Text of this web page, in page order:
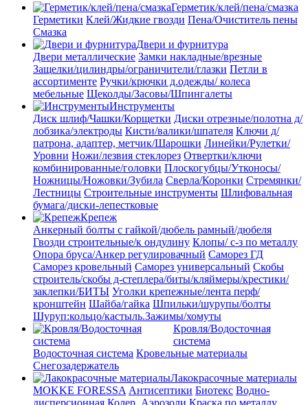
Герметик/клей/пена/смазка
Герметики Клей/Жидкие гвозди Пена/Очиститель пены
Смазка
Двери и фурнитура
Двери металлические Замки накладные/врезные
Защелки/цилиндры/ограничители/глазки Петли в
ассортименте Ручки/крючки д.одежды/ колеса
мебельные Щеколды/Засовы/Шпингалеты
Инструменты
Диск шлиф/Чашки/Корщетки Диски отрезные/полотна д/
лобзика/электроды Кисти/валики/шпателя Ключи д/
патрона, адаптер, метчик/Шарошки Линейки/Рулетки/
Уровни Ножи/лезвия стеклорез Отвертки/ключи
комбинированные/головки Плоскогубцы/Утконосы/
Ножницы/Ножовки/Зубила Сверла/Коронки Стремянки/
Лестницы Строительные инструменты Шлифовальная
бумага/диски-лепестковые
Крепеж
Анкерный болты с гайкой/дюбель рамный/дюбеля
Гвозди строительные/к ондулину Клопы/ с-з по металлу
Опора бруса/Анкер регулировачный Саморез ГД
Саморез кровельный Саморез универсальный Скобы
строитель/скобы д-степлера/биты/кляймеры/крестики/
заклепки/БИТЫ Уголки крепежные/лента перф/
кронштейн Шайба/гайка Шпильки/шурупы/болты
Шуруп:кольцо/кастыль.Зажимы/хомуты
Кровля/Водосточная
система
Водосточная система Кровельные материалы
Снегозадержатель
Лакокрасочные материалы
MOKKE FORESSA Антисептики Биотекс Водно-
дисперсионная Колер. Аэрозоли Краска по металлу